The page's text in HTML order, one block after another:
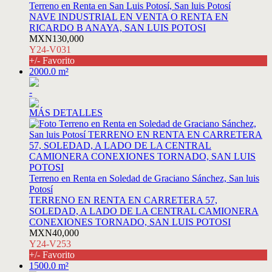
Terreno en Renta en San Luis Potosí, San luis Potosí
NAVE INDUSTRIAL EN VENTA O RENTA EN
RICARDO B ANAYA, SAN LUIS POTOSI
MXN130,000
Y24-V031
+/- Favorito
2000.0 m²
-
MÁS DETALLES
Terreno en Renta en Soledad de Graciano Sánchez, San luis
Potosí
TERRENO EN RENTA EN CARRETERA 57,
SOLEDAD, A LADO DE LA CENTRAL CAMIONERA
CONEXIONES TORNADO, SAN LUIS POTOSI
MXN40,000
Y24-V253
+/- Favorito
1500.0 m²